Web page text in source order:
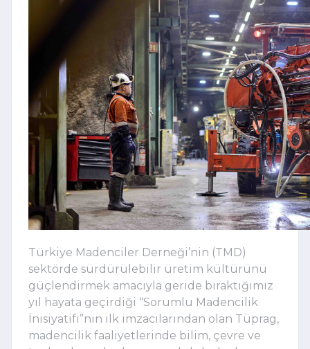
Türkiye Madenciler Derneği’nin (TMD)
sektörde sürdürülebilir üretim kültürünü
güçlendirmek amacıyla geride bıraktığımız
yıl hayata geçirdiği “Sorumlu Madencilik
İnisiyatifi”nin ilk imzacılarından olan Tüprag,
madencilik faaliyetlerinde bilim, çevre ve